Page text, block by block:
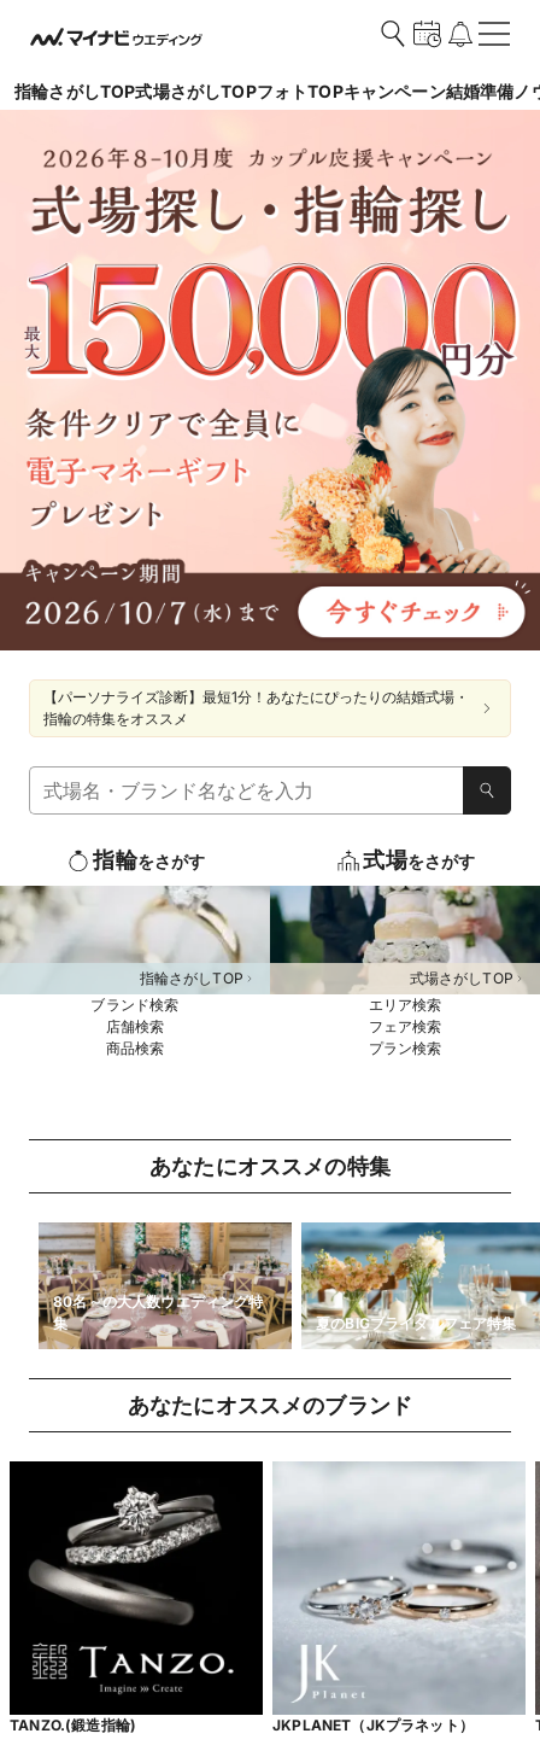
指輪さがしTOP式場さがしTOPフォトTOPキャンペーン結婚準備ノ
【パーソナライズ診断】最短1分！あなたにぴったりの結婚式場・
指輪の特集をオススメ
指輪をさがす
指輪さがしTOP
ブランド検索
店舗検索
商品検索
式場をさがす
式場さがしTOP
エリア検索
フェア検索
プラン検索
あなたにオススメの特集
80名～の大人数ウエディング特
集
夏のBIGブライダルフェア特集
あなたにオススメのブランド
TANZO.(鍛造指輪) JKPLANET（JKプラネット）